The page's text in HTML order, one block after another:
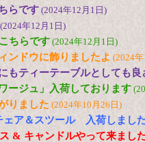
らです(2024年12月1日)
(2024年12月1日)
ちらです (2024年12月1日)
ンドウに飾りましたよ (2024
もティーテーブルとしても良
ージュ」入荷しております
りました (2024年10月26日)
ェア＆スツール 入荷しまし
& キャンドルやって来まし